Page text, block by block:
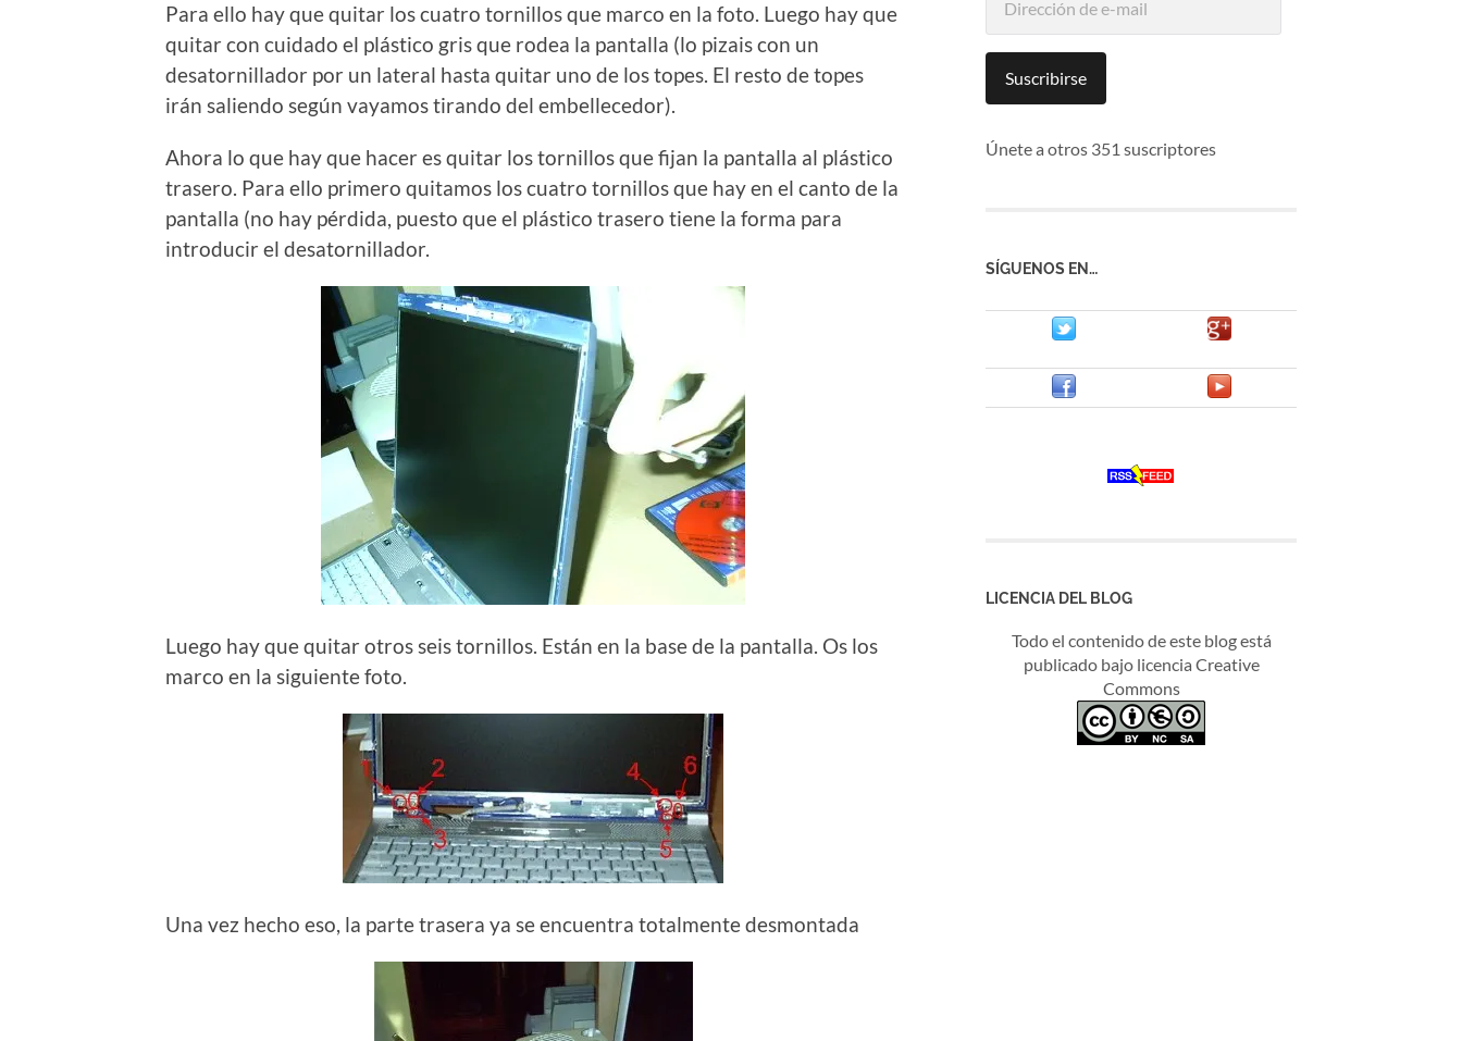
Para ello hay que quitar los cuatro tornillos que marco en la foto. Luego hay que
quitar con cuidado el plástico gris que rodea la pantalla (lo pizais con un
desatornillador por un lateral hasta quitar uno de los topes. El resto de topes
irán saliendo según vayamos tirando del embellecedor).
Ahora lo que hay que hacer es quitar los tornillos que fijan la pantalla al plástico
trasero. Para ello primero quitamos los cuatro tornillos que hay en el canto de la
pantalla (no hay pérdida, puesto que el plástico trasero tiene la forma para
introducir el desatornillador.
Luego hay que quitar otros seis tornillos. Están en la base de la pantalla. Os los
marco en la siguiente foto.
Una vez hecho eso, la parte trasera ya se encuentra totalmente desmontada
mailSuscribirse
Únete a otros 351 suscriptores
SÍGUENOS EN…
LICENCIA DEL BLOG
Todo el contenido de este blog está
publicado bajo licencia Creative
Commons